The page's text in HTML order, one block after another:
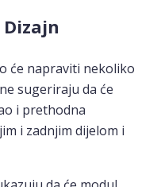
će napraviti nekoliko
sugeriraju da će
i prethodna
i zadnjim dijelom i